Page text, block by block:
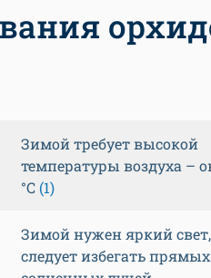
Зимой требует высокой
температуры воздуха –
°С (1)
Зимой нужен яркий
следует избегать прямых